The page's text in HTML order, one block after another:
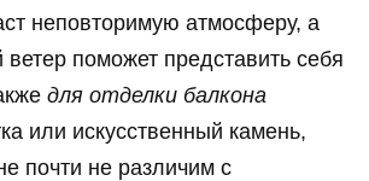
неповторимую атмосферу, а
поможет представить себя
для отделки балкона
или искусственный камень,
почти не различим с